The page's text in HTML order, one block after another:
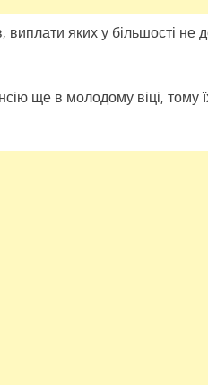
яких у більшості не
ще в молодому віці, тому їх